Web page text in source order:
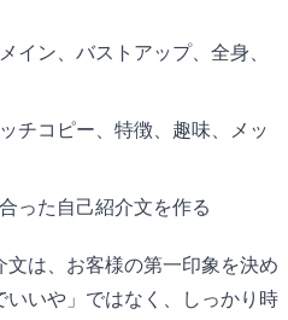
メイン、バストアップ、全身、
ッチコピー、特徴、趣味、メッ
った自己紹介文を作る
は、お客様の第一印象を決め
いいや」ではなく、しっかり時